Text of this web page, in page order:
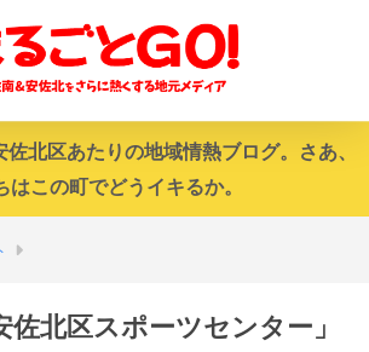
北区あたりの地域情熱ブログ。さあ、
はこの町でどうイキるか。
佐北区スポーツセンター」